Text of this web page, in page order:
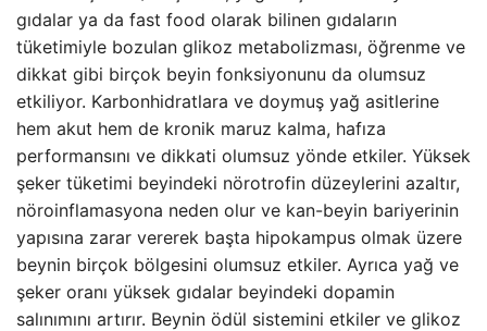
gıdalar ya da fast food olarak bilinen gıdaların
tüketimiyle bozulan glikoz metabolizması, öğrenme ve
dikkat gibi birçok beyin fonksiyonunu da olumsuz
etkiliyor. Karbonhidratlara ve doymuş yağ asitlerine
hem akut hem de kronik maruz kalma, hafıza
performansını ve dikkati olumsuz yönde etkiler. Yüksek
şeker tüketimi beyindeki nörotrofin düzeylerini azaltır,
nöroinflamasyona neden olur ve kan-beyin bariyerinin
yapısına zarar vererek başta hipokampus olmak üzere
beynin birçok bölgesini olumsuz etkiler. Ayrıca yağ ve
şeker oranı yüksek gıdalar beyindeki dopamin
salınımını artırır. Beynin ödül sistemini etkiler ve glikoz